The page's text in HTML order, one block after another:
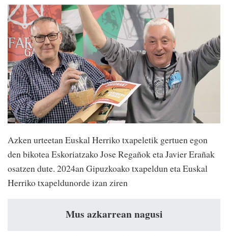
Azken urteetan Euskal Herriko txapeletik gertuen egon
den bikotea Eskoriatzako Jose Regañok eta Javier Erañak
osatzen dute. 2024an Gipuzkoako txapeldun eta Euskal
Herriko txapeldunorde izan ziren
Mus azkarrean nagusi